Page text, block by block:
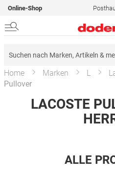
Online-Shop
Home Marken L
Pullover
LACOSTE
ALLE